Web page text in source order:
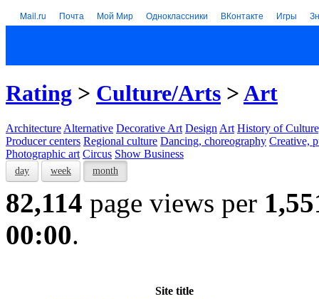
Mail.ru Почта Мой Мир Одноклассники ВКонтакте Игры
Rating > Culture/Arts >Art
Architecture Alternative Decorative Art Design Art History of
Producer centers Regional culture Dancing, choreography Creative,
Photographic art Circus Show Business
day week month
82,114 page views per
00:00.
Site title